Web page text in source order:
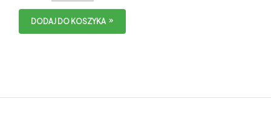
DODAJ DO KOSZYKA